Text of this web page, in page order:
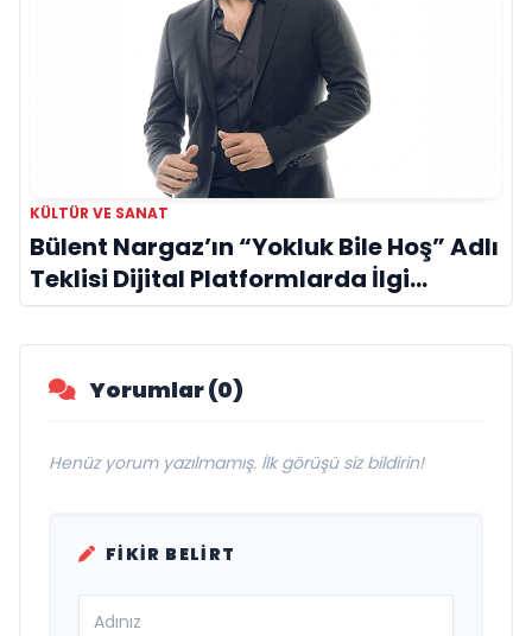
KÜLTÜR VE SANAT
Bülent Nargaz’ın “Yokluk Bile Hoş” Adlı
Teklisi Dijital Platformlarda İlgi
Görmeye Devam Ediyor
Yorumlar (0)
Henüz yorum yazılmamış. İlk görüşü siz bildirin!
FIKIR BELIRT